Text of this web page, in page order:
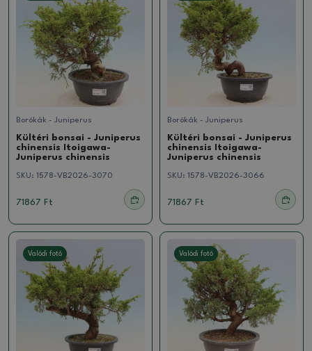
Borókák - Juniperus
Kültéri bonsai - Juniperus
chinensis Itoigawa-
Juniperus chinensis
SKU: 1578-VB2026-3070
71867 Ft
Borókák - Juniperus
Kültéri bonsai - Juniperus
chinensis Itoigawa-
Juniperus chinensis
SKU: 1578-VB2026-3066
71867 Ft
Valódi fotó Valódi fotó